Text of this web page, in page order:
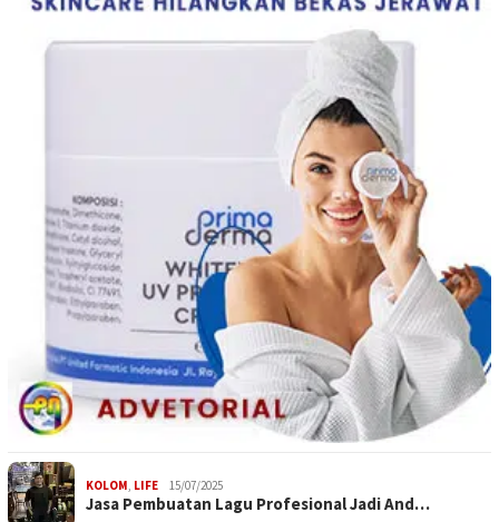
KOLOM LIFE 15/07/2025
Jasa Pembuatan Lagu Profesional Jadi And…